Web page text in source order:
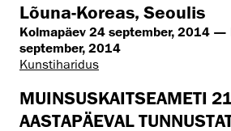
Lõuna-Koreas, Seoulis
Kolmapäev 24 september, 2014 —
september, 2014
Kunstiharidus
MUINSUSKAITSEAMETI
AASTAPÄEVAL